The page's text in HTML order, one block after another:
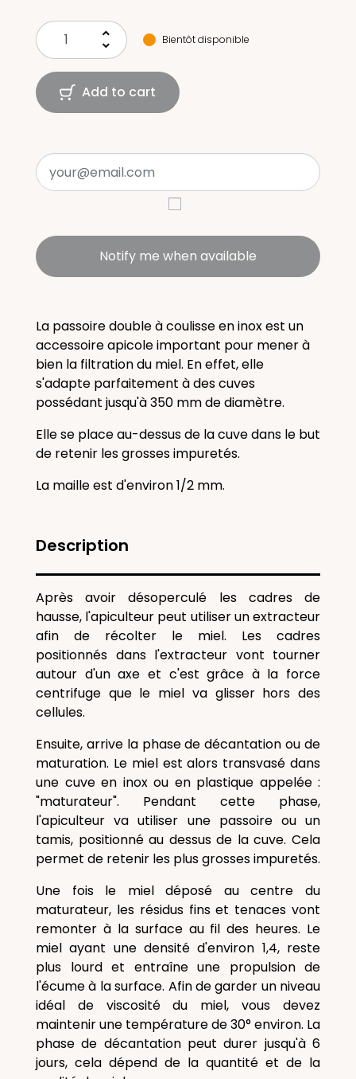
keyboard_arrow_up
keyboard_arrow_down
Bientôt disponible
Add to cart
Notify me when available
La passoire double à coulisse en inox est un
accessoire apicole important pour mener à
bien la filtration du miel. En effet, elle
s'adapte parfaitement à des cuves
possédant jusqu'à 350 mm de diamètre.
Elle se place au-dessus de la cuve dans le but
de retenir les grosses impuretés.
La maille est d'environ 1/2 mm.
Description
Après avoir désoperculé les cadres de
hausse, l'apiculteur peut utiliser un extracteur
afin de récolter le miel. Les cadres
positionnés dans l'extracteur vont tourner
autour d'un axe et c'est grâce à la force
centrifuge que le miel va glisser hors des
cellules.
Ensuite, arrive la phase de décantation ou de
maturation. Le miel est alors transvasé dans
une cuve en inox ou en plastique appelée :
"maturateur". Pendant cette phase,
l'apiculteur va utiliser une passoire ou un
tamis, positionné au dessus de la cuve. Cela
permet de retenir les plus grosses impuretés.
Une fois le miel déposé au centre du
maturateur, les résidus fins et tenaces vont
remonter à la surface au fil des heures. Le
miel ayant une densité d'environ 1,4, reste
plus lourd et entraîne une propulsion de
l'écume à la surface. Afin de garder un niveau
idéal de viscosité du miel, vous devez
maintenir une température de 30° environ. La
phase de décantation peut durer jusqu'à 6
jours, cela dépend de la quantité et de la